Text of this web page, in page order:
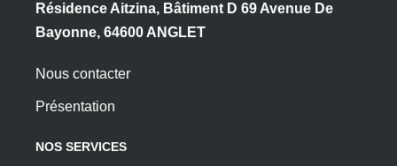
Résidence Aitzina, Bâtiment D 69 Avenue De
Bayonne, 64600 ANGLET
Nous contacter
Présentation
NOS SERVICES